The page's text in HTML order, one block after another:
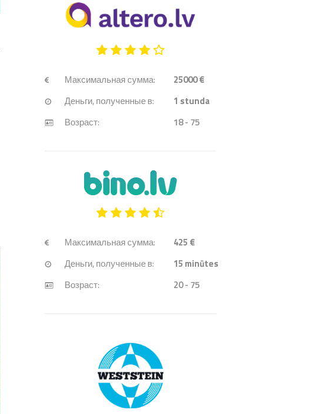
Максимальная сумма:
25000 €
Деньги, полученные в:
1 stunda
Возраст:
18 - 75
Максимальная сумма:
425 €
Деньги, полученные в:
15 minūtes
Возраст:
20 - 75